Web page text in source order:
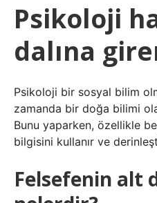
Psikoloji
dalına
Psikoloji bir sosyal bilim
zamanda bir doğa bilimi
Bunu yaparken, özellikle
bilgisini kullanır ve
Felsefenin alt